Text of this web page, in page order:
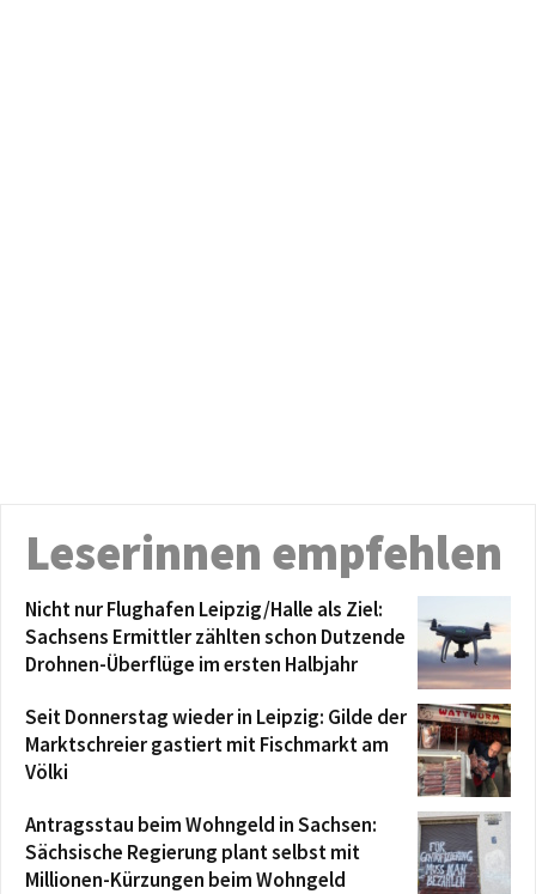
Leserinnen empfehlen
Nicht nur Flughafen Leipzig/Halle als Ziel:
Sachsens Ermittler zählten schon Dutzende
Drohnen-Überflüge im ersten Halbjahr
Seit Donnerstag wieder in Leipzig: Gilde der
Marktschreier gastiert mit Fischmarkt am
Völki
Antragsstau beim Wohngeld in Sachsen:
Sächsische Regierung plant selbst mit
Millionen-Kürzungen beim Wohngeld